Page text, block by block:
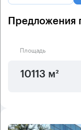
Предложения
Площадь
10113 м²